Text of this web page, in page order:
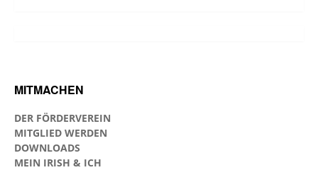
MITMACHEN
DER FÖRDERVEREIN
MITGLIED WERDEN
DOWNLOADS
MEIN IRISH & ICH